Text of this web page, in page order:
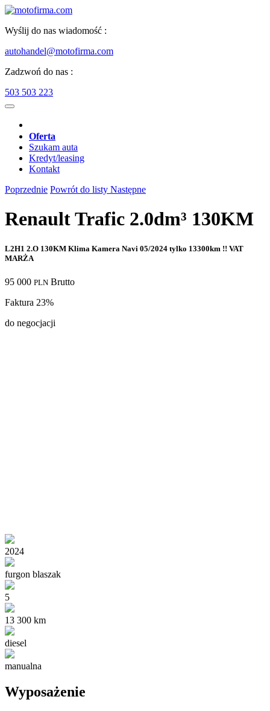
Wyślij do nas wiadomość :
autohandel@motofirma.com
Zadzwoń do nas :
503 503 223
Oferta
Szukam auta
Kredyt/leasing
Kontakt
Poprzednie Powrót do listy Następne
Renault Trafic 2.0dm³ 130KM
L2H1 2.O 130KM Klima Kamera Navi 05/2024 tylko 13300km !! VAT
MARŻA
95 000 PLN Brutto
Faktura 23%
do negocjacji
2024
furgon blaszak
5
13 300 km
diesel
manualna
Wyposażenie